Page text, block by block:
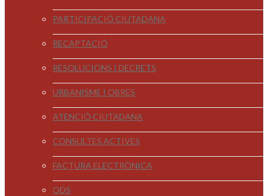
PARTICIPACIÓ CIUTADANA
RECAPTACIÓ
RESOLUCIONS I DECRETS
URBANISME I OBRES
ATENCIÓ CIUTADANA
CONSULTES ACTIVES
FACTURA ELECTRÒNICA
ODS